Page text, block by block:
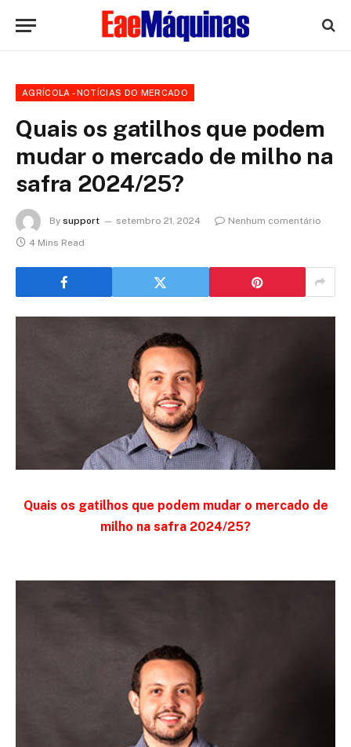
AGRÍCOLA - NOTÍCIAS DO MERCADO
Quais os gatilhos que podem
mudar o mercado de milho na
safra 2024/25?
By support setembro 21, 2024
Nenhum comentário
4 Mins Read
Quais os gatilhos que podem mudar o mercado de
milho na safra 2024/25?